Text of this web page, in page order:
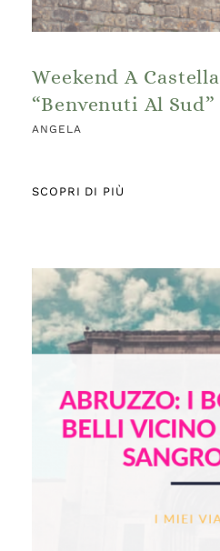
Weekend A
“Benvenuti Al Sud”
ANGELA
SCOPRI DI PIÙ